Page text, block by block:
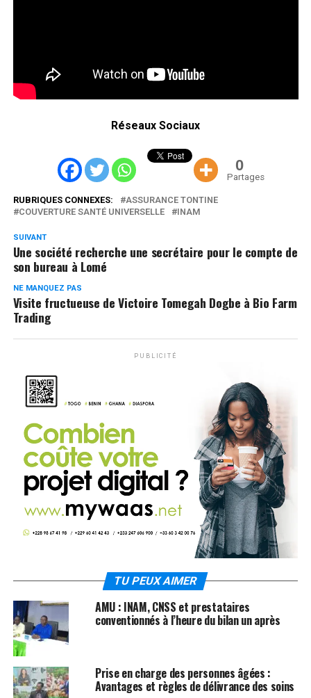
Réseaux Sociaux
0
Partages
RUBRIQUES CONNEXES:
ASSURANCE TONTINE
COUVERTURE SANTÉ UNIVERSELLE
INAM
SUIVANT
Une société recherche une secrétaire pour le compte de
son bureau à Lomé
NE MANQUEZ PAS
Visite fructueuse de Victoire Tomegah Dogbe à Bio Farm
Trading
PUBLICITÉ
TU PEUX AIMER
AMU : INAM, CNSS et prestataires
conventionnés à l’heure du bilan un après
Prise en charge des personnes âgées :
Avantages et règles de délivrance des soins